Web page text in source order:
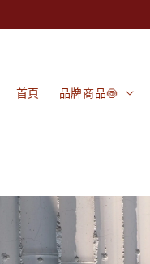
首頁 品牌商品🍥